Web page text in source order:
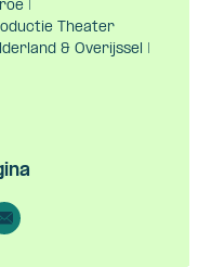
|
Theater
& Overijssel |